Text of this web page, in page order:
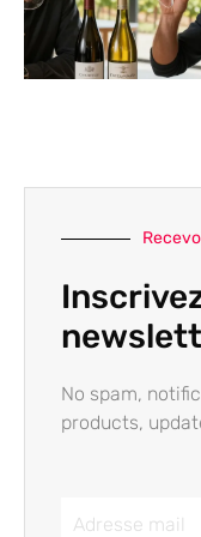
No spam,
products,